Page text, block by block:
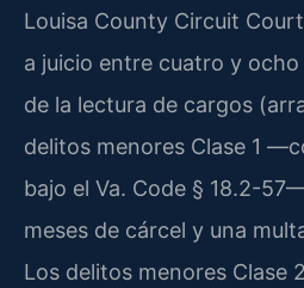
Louisa County Circuit
a juicio entre cuatro y ocho
de la lectura de cargos
delitos menores Clase 1
bajo el Va. Code § 18.2-
meses de cárcel y una
Los delitos menores Clase